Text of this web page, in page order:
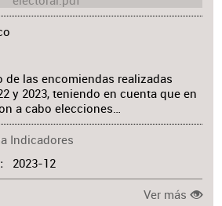
de las encomiendas realizadas
y 2023, teniendo en cuenta que en
a cabo elecciones…
Indicadores
2023-12
Ver más